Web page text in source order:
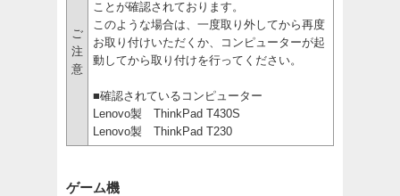
ご
注
意
ことが確認されております。
このような場合は、一度取り外してから再度
お取り付けいただくか、コンピューターが起
動してから取り付けを行ってください。
■確認されているコンピューター
Lenovo製 ThinkPad T430S
Lenovo製 ThinkPad T230
ゲーム機